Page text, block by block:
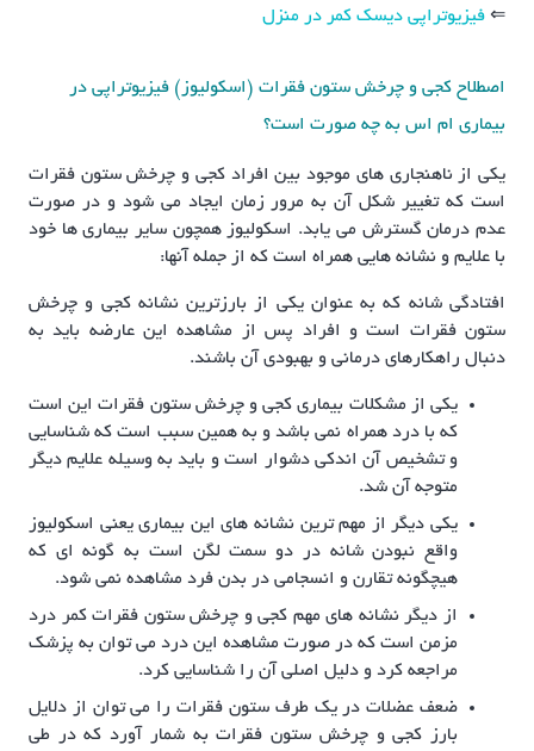
⇐ فیزیوتراپی دیسک کمر در منزل
اصطلاح کجی و چرخش ستون فقرات (اسکولیوز) فیزیوتراپی در
بیماری ام اس به چه صورت است؟
یکی از ناهنجاری های موجود بین افراد کجی و چرخش ستون فقرات
است که تغییر شکل آن به مرور زمان ایجاد می شود و در صورت
عدم درمان گسترش می یابد. اسکولیوز همچون سایر بیماری ها خود
با علایم و نشانه هایی همراه است که از جمله آنها:
افتادگی شانه که به عنوان یکی از بارزترین نشانه کجی و چرخش
ستون فقرات است و افراد پس از مشاهده این عارضه باید به
دنبال راهکارهای درمانی و بهبودی آن باشند.
یکی از مشکلات بیماری کجی و چرخش ستون فقرات این است
که با درد همراه نمی باشد و به همین سبب است که شناسایی
و تشخیص آن اندکی دشوار است و باید به وسیله علایم دیگر
متوجه آن شد.
یکی دیگر از مهم ترین نشانه های این بیماری یعنی اسکولیوز
واقع نبودن شانه در دو سمت لگن است به گونه ای که
هیچگونه تقارن و انسجامی در بدن فرد مشاهده نمی شود.
از دیگر نشانه های مهم کجی و چرخش ستون فقرات کمر درد
مزمن است که در صورت مشاهده این درد می توان به پزشک
مراجعه کرد و دلیل اصلی آن را شناسایی کرد.
ضعف عضلات در یک طرف ستون فقرات را می توان از دلایل
بارز کجی و چرخش ستون فقرات به شمار آورد که در طی